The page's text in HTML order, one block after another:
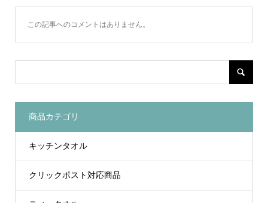
この記事へのコメントはありません。
商品カテゴリ
キッチンタオル
クリックポスト対応商品